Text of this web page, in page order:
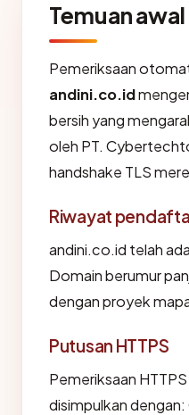
Temuan awal
Pemeriksaan
andini.co.id
bersih yang
oleh PT.
handshake TLS
Riwayat
andini.co.id telah
Domain berumur
dengan proyek
Putusan HTTPS
Pemeriksaan
disimpulkan dengan: